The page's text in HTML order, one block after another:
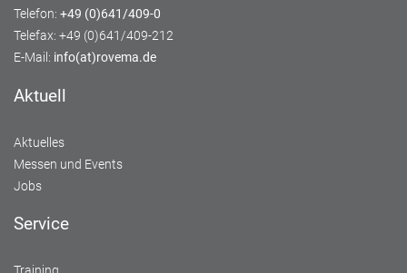
Telefon: +49 (0)641/409-0
Telefax: +49 (0)641/409-212
E-Mail: info(at)rovema.de
Aktuell
Aktuelles
Messen und Events
Jobs
Service